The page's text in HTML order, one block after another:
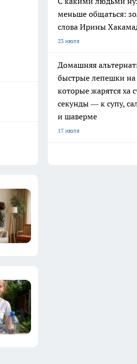
меньше общаться:
слова Ирины
23 июля
Домашняя
быстрые лепешки на
которые жарятся ха
секунды — к супу,
и шаверме
17 июля